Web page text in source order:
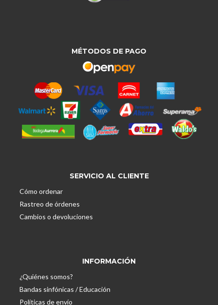
MÉTODOS DE PAGO
SERVICIO AL CLIENTE
Cómo ordenar
Rastreo de órdenes
Cambios o devoluciones
INFORMACIÓN
¿Quiénes somos?
Bandas sinfónicas / Educación
Políticas de envío